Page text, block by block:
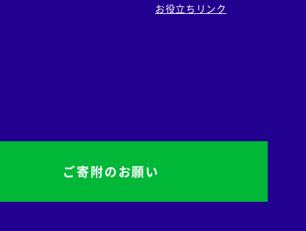
お役立ちリンク
ご寄附のお願い